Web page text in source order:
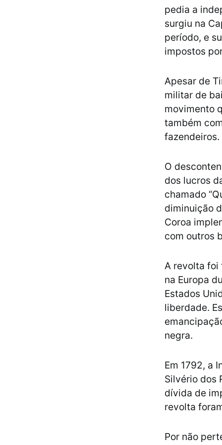
pedia a
surgiu na
período, e
impostos
Apesar de
militar de
movimento
também
fazendeiros.
O
dos lucros
chamado
diminuição
Coroa
com outros
A revolta foi
na Europa
Estados
liberdade.
negra.
Em 1792, a
Silvério dos
dívida de
revolta
Por não